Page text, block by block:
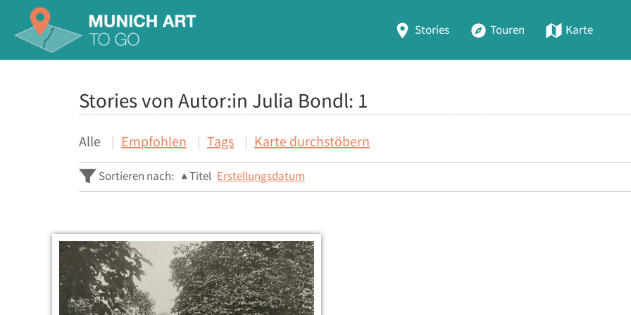
Stories Touren Karte
Stories von Autor:in Julia Bondl: 1
Alle Empfohlen Tags Karte durchstöbern
Sortieren nach: Titel Erstellungsdatum